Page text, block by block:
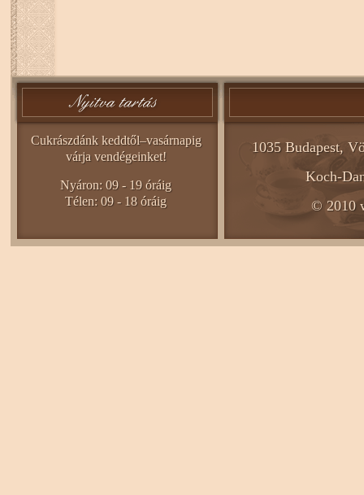
Cukrászdánk keddtől–vasárnapig
várja vendégeinket!
Nyáron: 09 - 19 óráig
Télen: 09 - 18 óráig
1035 Budapest,
Koch-
© 2010